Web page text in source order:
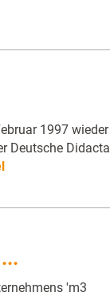
1997 wieder
Deutsche Didacta
'm3